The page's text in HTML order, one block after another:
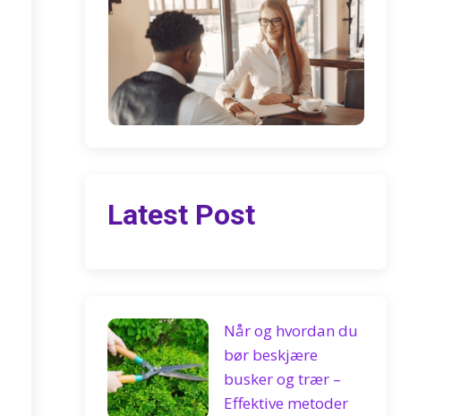
Latest Post
Når og hvordan du
bør beskjære
busker og trær –
Effektive metoder